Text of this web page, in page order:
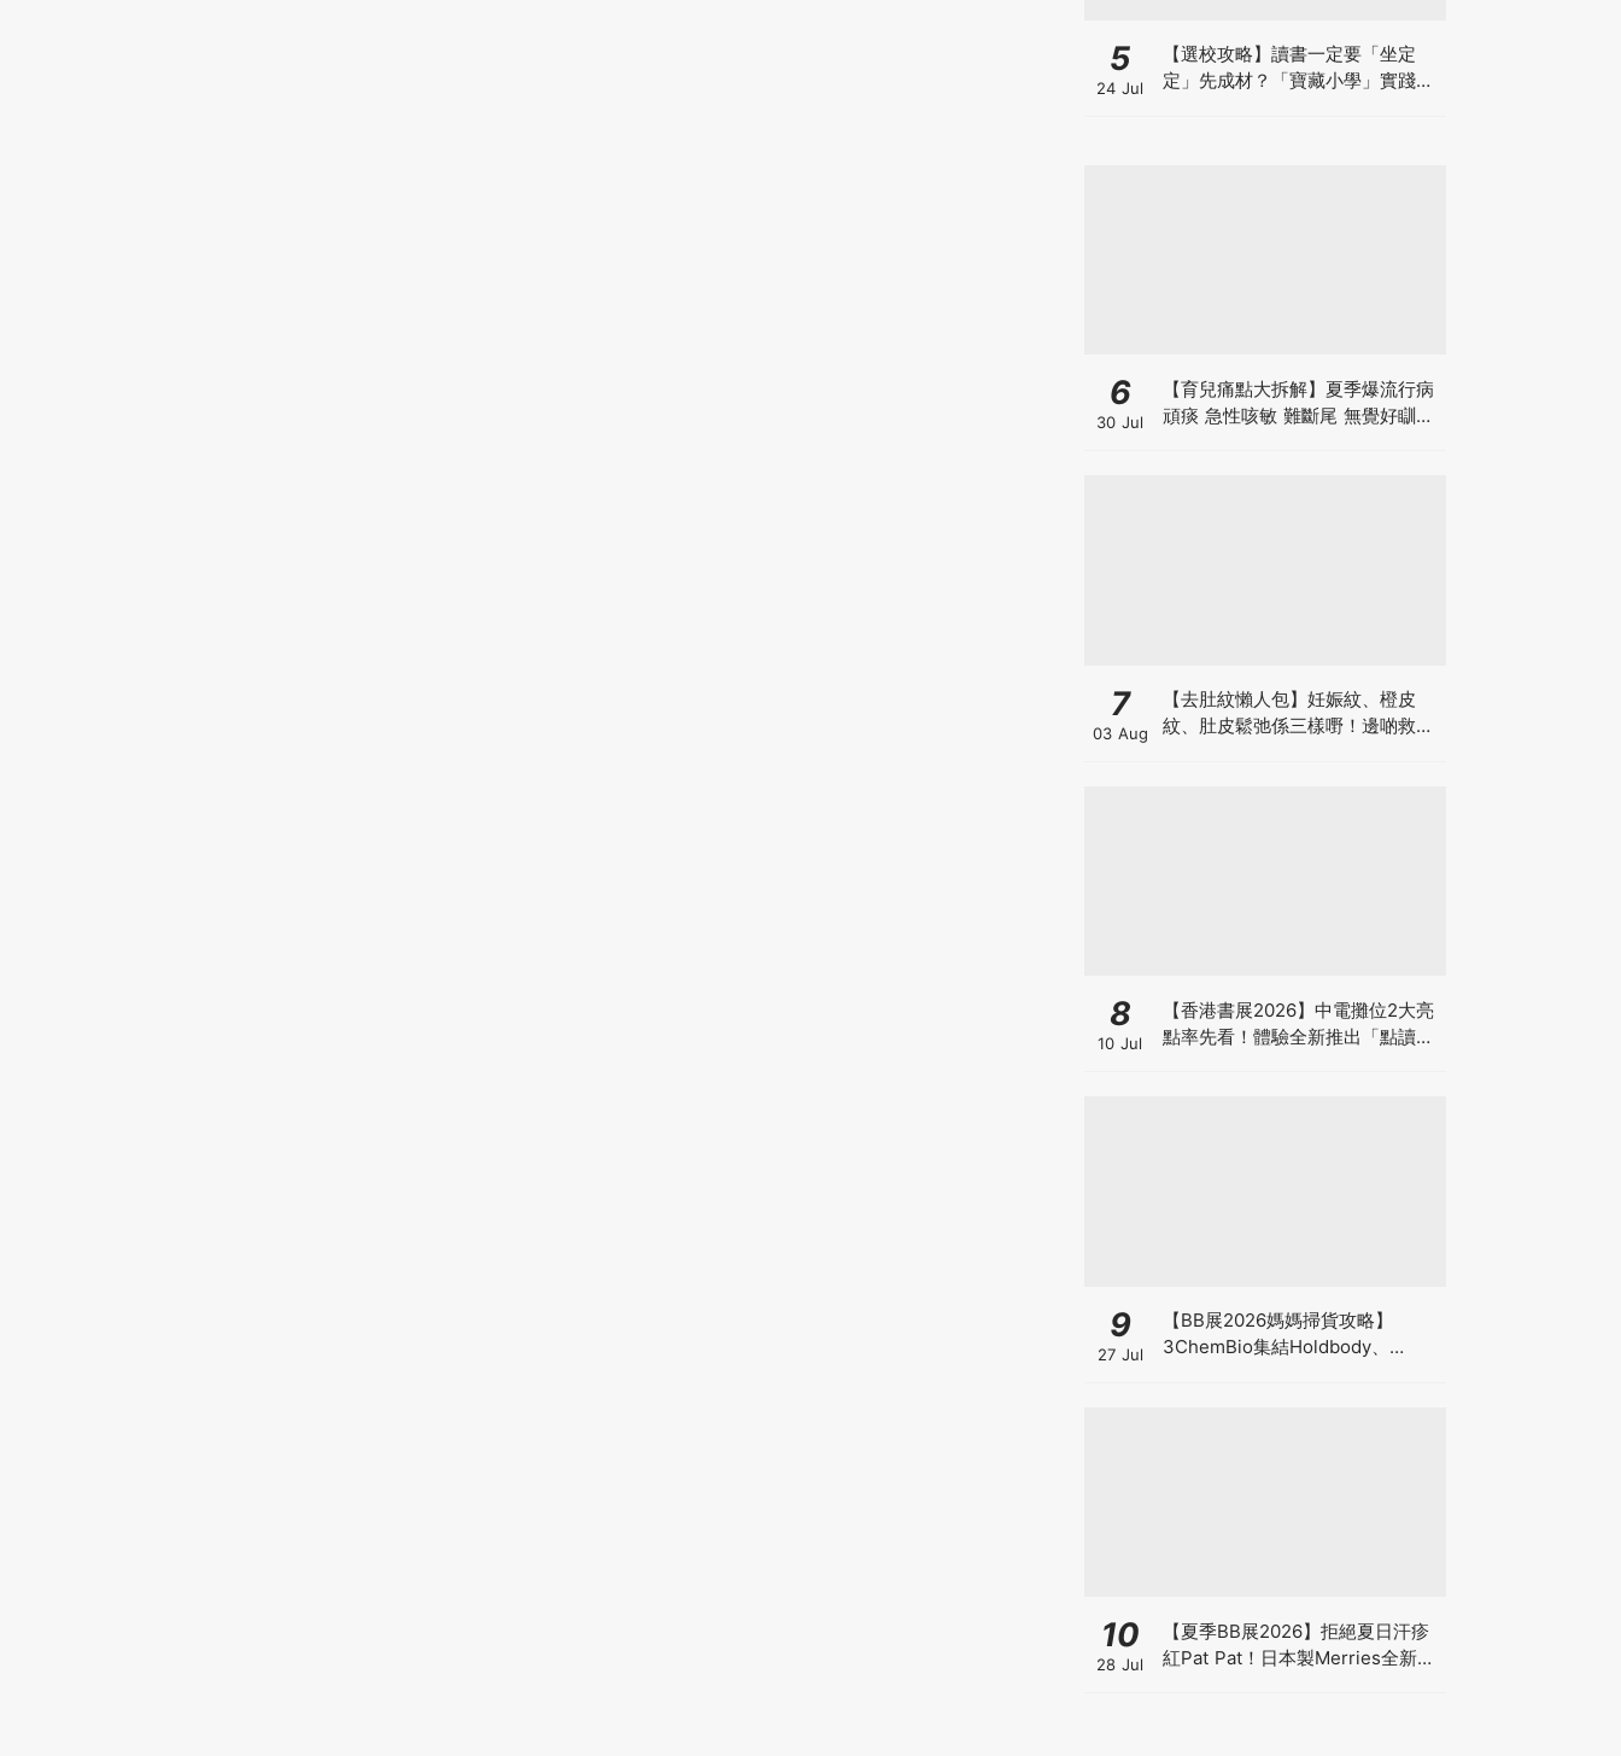
5
24 Jul
【選校攻略】讀書一定要「坐定
定」先成材？「寶藏小學」實踐動
6
30 Jul
【育兒痛點大拆解】夏季爆流行病
頑痰 急性咳敏 難斷尾 無覺好瞓？
7
03 Aug
【去肚紋懶人包】妊娠紋、橙皮
紋、肚皮鬆弛係三樣嘢！邊啲救得
8
10 Jul
【香港書展2026】中電攤位2大亮
點率先看！體驗全新推出「點讀故
9
27 Jul
【BB展2026媽媽掃貨攻略】
3ChemBio集結Holdbody、
10
28 Jul
【夏季BB展2026】拒絕夏日汗疹
紅Pat Pat！日本製Merries全新超